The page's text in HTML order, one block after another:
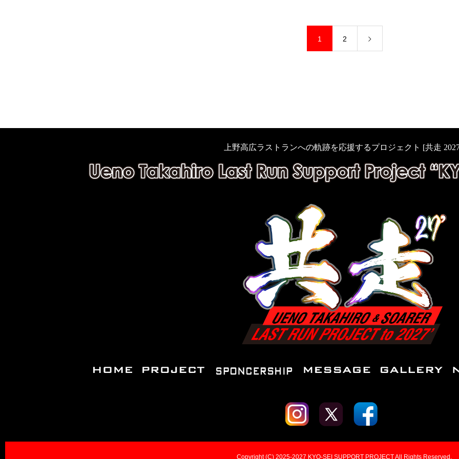
1 2
上野高広ラストランへの軌跡を応援するプロジェクト [共走
Copyright (C) 2025-2027 KYO-SEI SUPPORT PROJECT All Rights Reserved.